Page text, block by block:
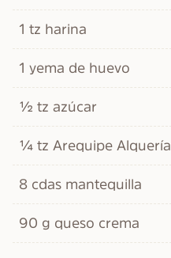
1 tz harina
1 yema de huevo
½ tz azúcar
¼ tz Arequipe Alquería
8 cdas mantequilla
90 g queso crema